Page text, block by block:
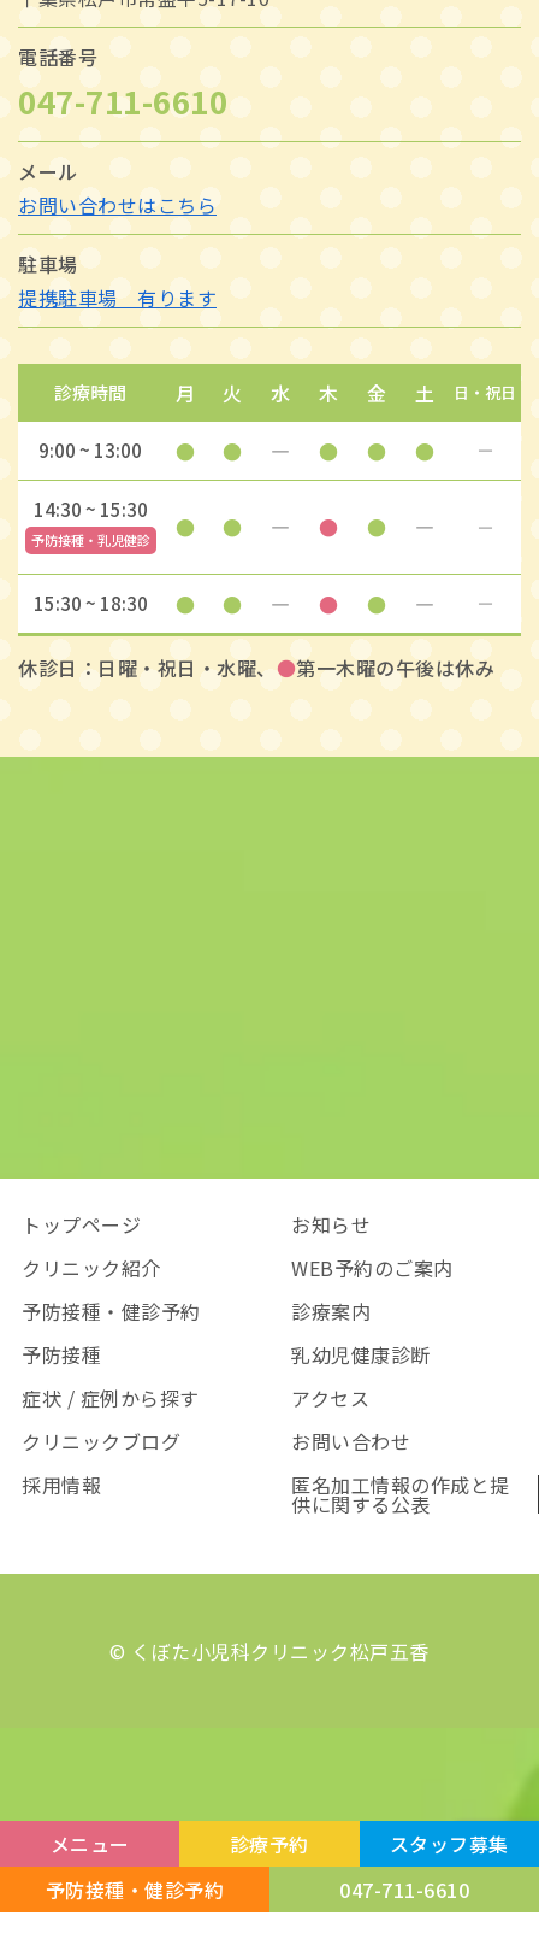
電話番号
047-711-6610
メール
お問い合わせはこちら
駐車場
提携駐車場 有ります
診療時間 月 火 水 木 金 土 日・祝日
9:00 ~ 13:00 ● ● ― ● ● ● ―
14:30 ~ 15:30
予防接種・乳児健診 ● ● ― ● ● ― ―
15:30 ~ 18:30 ● ● ― ● ● ― ―
休診日：日曜・祝日・水曜、 ●第一木曜の午後は休み
トップページ
お知らせ
クリニック紹介
WEB予約のご案内
予防接種・健診予約
診療案内
予防接種
乳幼児健康診断
症状 / 症例から探す
アクセス
クリニックブログ
お問い合わせ
採用情報
匿名加工情報の作成と提
供に関する公表
© くぼた小児科クリニック松戸五香
メニュー 診療予約
スタッフ募集
予防接種・健診予約
047-711-6610